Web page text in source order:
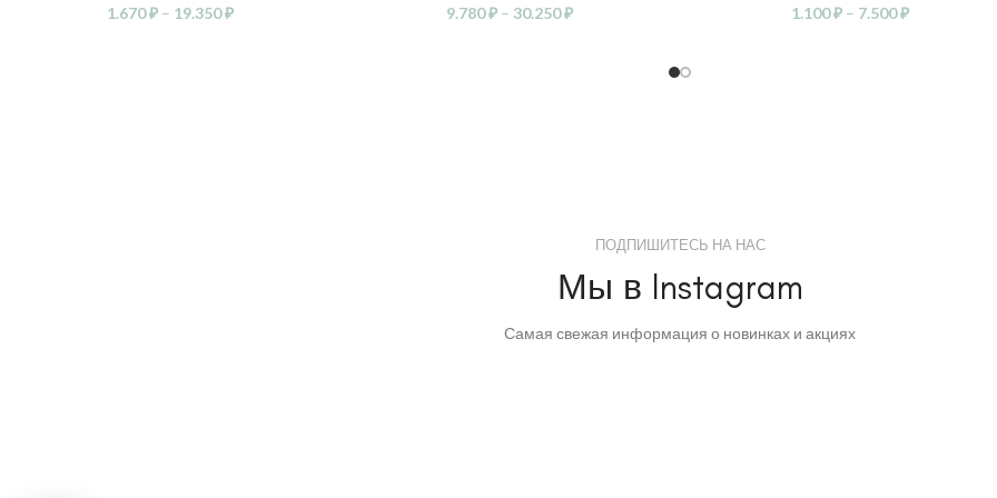
1.670₽ – 19.350₽ 9.780₽ – 30.250₽ 1.100₽ – 7.500₽
ПОДПИШИТЕСЬ НА НАС
Мы в Instagram
Самая свежая информация о новинках и акциях